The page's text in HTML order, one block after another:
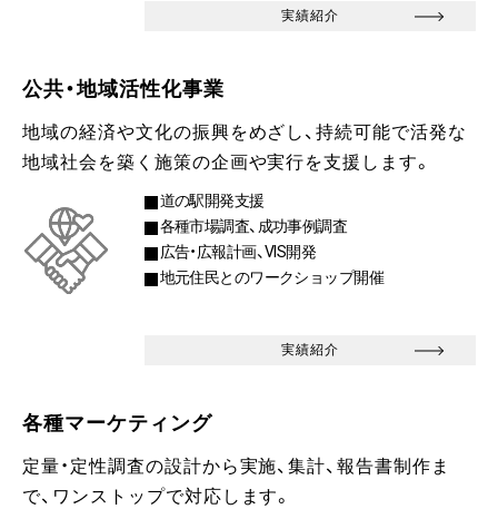
実績紹介
公共・地域活性化事業
地域の経済や文化の振興をめざし、持続可能で活発な
地域社会を築く施策の企画や実行を支援します。
道の駅開発支援
各種市場調査、成功事例調査
広告・広報計画、VIS開発
地元住民とのワークショップ開催
実績紹介
各種マーケティング
定量・定性調査の設計から実施、集計、報告書制作ま
で、ワンストップで対応します。